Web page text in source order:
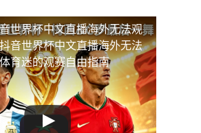
世界杯中文直播海外无法观
音世界杯中文直播海外无法
育迷的观赛自由指南